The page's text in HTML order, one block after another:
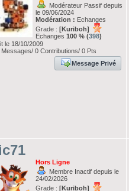
Modérateur Passif depuis
le 09/06/2024
Modération : Echanges
Grade : [Kuriboh]
Echanges 100 % (398)
le 18/10/2009
Messages/ 0 Contributions/ 0 Pts
Message Privé
Hors Ligne
Membre Inactif depuis le
24/02/2026
Grade : [Kuriboh]